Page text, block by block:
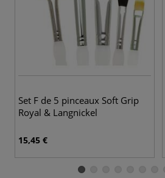
Set F de 5 pinceaux Soft Grip
Royal & Langnickel
15,45 €